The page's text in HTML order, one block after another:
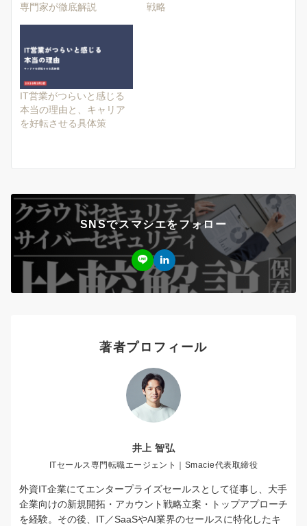
専門家が徹底解説
戦略
IT営業がつらいと感じる
本当の理由と、キャリア
を好転させる具体策
SNSでスマシエをフォロー
著者プロフィール
井上 智弘
ITセールス専門転職エージェント｜Smacie代表取締役
外資IT企業にてエンタープライズセールスとして従事し、大手
企業向けの新規開拓・アカウント戦略立案・トップアプローチ
を経験。その後、IT／SaaSやAI業界のセールスに特化したキ